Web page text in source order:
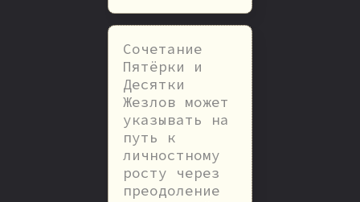
Сочетание
Пятёрки и
Десятки
Жезлов может
указывать на
путь к
личностному
росту через
преодоление